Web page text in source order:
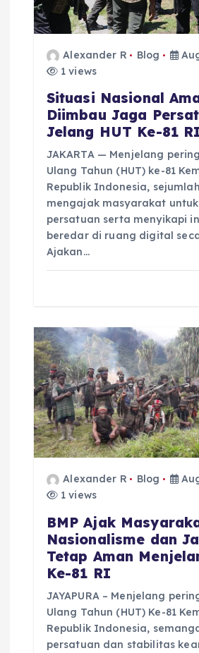
o
Alexander R Blog
1 views
Situasi Nasional
Diimbau Jaga
Jelang HUT Ke-81
JAKARTA — Menjelang
Ulang Tahun (HUT) ke-81
Republik Indonesia,
mengajak masyarakat
persatuan serta menyikapi
beredar di ruang digital
Ajakan…
Alexander R Blog
1 views
BMP Ajak
Nasionalisme dan
Tetap Aman
Ke-81 RI
JAYAPURA – Menjelang
Ulang Tahun (HUT) Ke-81
Republik Indonesia,
persatuan dan stabilitas